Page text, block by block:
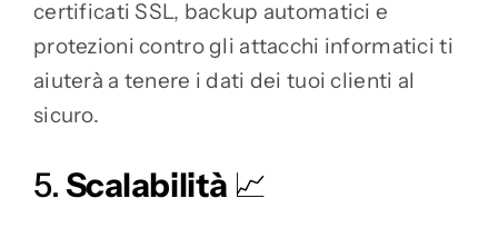
certificati SSL, backup automatici e
protezioni contro gli attacchi informatici ti
aiuterà a tenere i dati dei tuoi clienti al
sicuro.
5.Scalabilità 📈